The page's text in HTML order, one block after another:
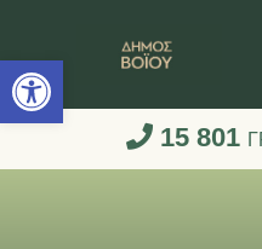
Ανοίξτε τη
15 801